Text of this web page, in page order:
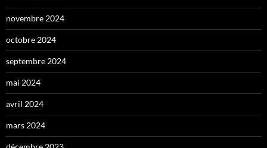
novembre 2024
octobre 2024
septembre 2024
mai 2024
avril 2024
mars 2024